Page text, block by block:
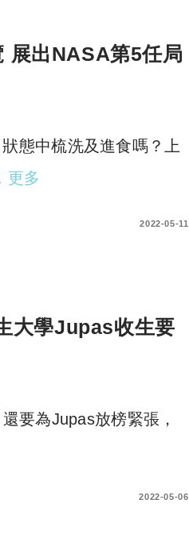
展出NASA第5任局
態中梳洗及進食嗎？上
更多
2022-05-11
大學Jupas收生要
要為Jupas放榜緊張，
2022-05-06